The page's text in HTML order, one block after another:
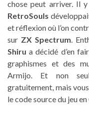
chose peut arriver. Il
RetroSouls
et réflexion où l’on
sur ZX Spectrum.
Shirua décidé d’en
graphismes et des
Armijo. Et non
gratuitement, mais
le code source du jeu en